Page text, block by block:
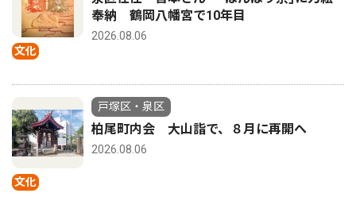
文化
奉納 鶴岡八幡宮で10年目
2026.08.06
文化
戸塚区・泉区
柏尾町内会 大山詣で、８月に再開へ
2026.08.06